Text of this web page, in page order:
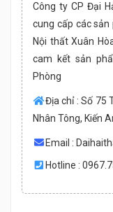
Công ty CP Đại
cung cấp các
Nội thất Xuân
cam kết sản
Phòng
Địa chỉ : Số 75
Nhân Tông, Kiến
Email :
Hotline :